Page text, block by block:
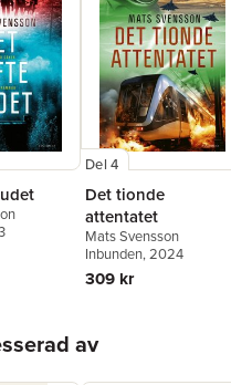
Del 4
Det tionde
attentatet
Mats Svensson
Inbunden, 2024
309 kr
av